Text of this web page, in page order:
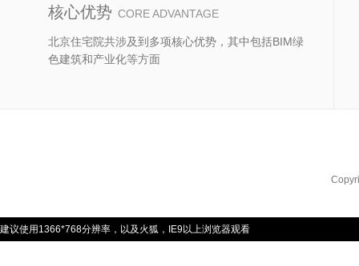
核心优势 CORE ADVANTAGE
北京住宅院共涉及到多项核心优势，其中包括BIM绿
色建筑和产业化等方面
建议使用1366*768分辨率，以及火狐，IE9以上浏览器观看